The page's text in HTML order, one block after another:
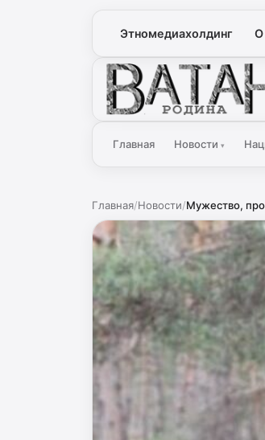
Этномедиахолдинг О
Ватан
Главная Новости▾
Главная/Новости/Мужество,